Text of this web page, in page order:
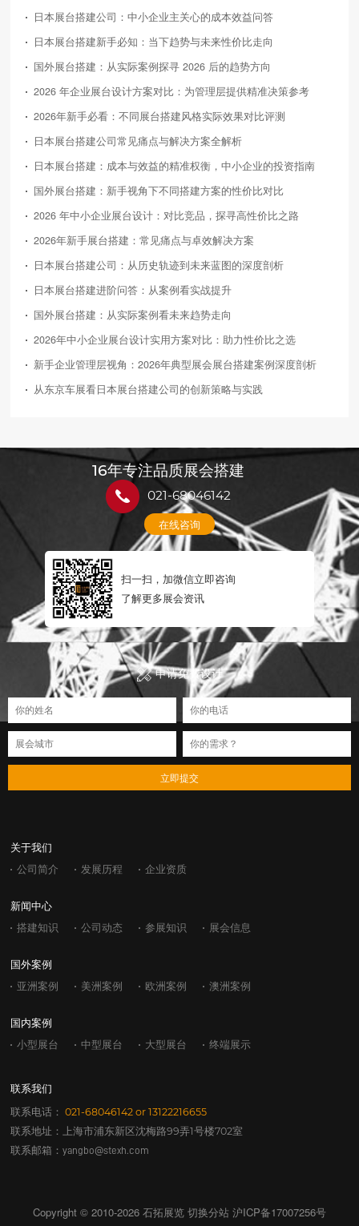
日本展台搭建公司：中小企业主关心的成本效益问答
日本展台搭建新手必知：当下趋势与未来性价比走向
国外展台搭建：从实际案例探寻 2026 后的趋势方向
2026 年企业展台设计方案对比：为管理层提供精准决策参考
2026年新手必看：不同展台搭建风格实际效果对比评测
日本展台搭建公司常见痛点与解决方案全解析
日本展台搭建：成本与效益的精准权衡，中小企业的投资指南
国外展台搭建：新手视角下不同搭建方案的性价比对比
2026 年中小企业展台设计：对比竞品，探寻高性价比之路
2026年新手展台搭建：常见痛点与卓效解决方案
日本展台搭建公司：从历史轨迹到未来蓝图的深度剖析
日本展台搭建进阶问答：从案例看实战提升
国外展台搭建：从实际案例看未来趋势走向
2026年中小企业展台设计实用方案对比：助力性价比之选
新手企业管理层视角：2026年典型展会展台搭建案例深度剖析
从东京车展看日本展台搭建公司的创新策略与实践
16年专注品质展会搭建
021-68046142
在线咨询
扫一扫，加微信立即咨询
了解更多展会资讯
申请免费设计
立即提交
关于我们
公司简介 发展历程 企业资质
新闻中心
搭建知识 公司动态 参展知识 展会信息
国外案例
亚洲案例 美洲案例 欧洲案例 澳洲案例
国内案例
小型展台 中型展台 大型展台 终端展示
联系我们
联系电话：021-68046142 or 13122216655
联系地址：上海市浦东新区沈梅路99弄1号楼702室
联系邮箱：yangbo@stexh.com
Copyright © 2010-2026 石拓展览 切换分站 沪ICP备17007256号